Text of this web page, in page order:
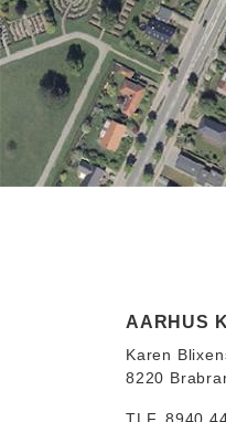
AARHUS
Karen
8220